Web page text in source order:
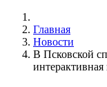
Главная
Новости
В Псковской
интерактивная